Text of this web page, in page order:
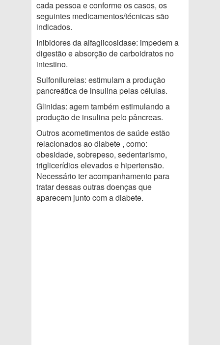
cada pessoa e conforme os casos, os
seguintes medicamentos/técnicas são
indicados.
Inibidores da alfaglicosidase: impedem a
digestão e absorção de carboidratos no
intestino.
Sulfonilureias: estimulam a produção
pancreática de insulina pelas células.
Glinidas: agem também estimulando a
produção de insulina pelo pâncreas.
Outros acometimentos de saúde estão
relacionados ao diabete , como:
obesidade, sobrepeso, sedentarismo,
triglicerídios elevados e hipertensão.
Necessário ter acompanhamento para
tratar dessas outras doenças que
aparecem junto com a diabete.